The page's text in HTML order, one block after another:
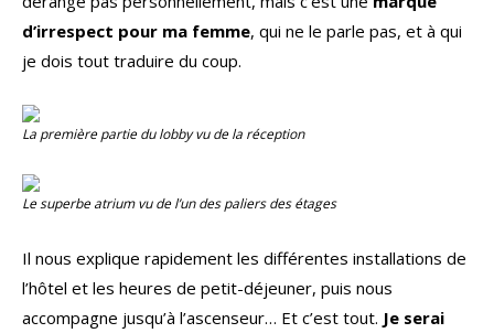
d’irrespect pour ma femme, qui ne le parle pas, et à qui
je dois tout traduire du coup.
La première partie dulobbyvu de la réception
Le superbe atrium vu de l’un des paliers des étages
Il nous explique rapidement les différentes installations de
l’hôtel et les heures de petit-déjeuner, puis nous
accompagne jusqu’à l’ascenseur… Et c’est tout. Je serai